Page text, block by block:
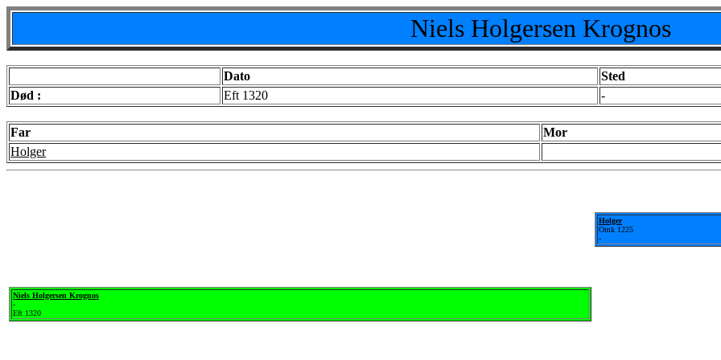
Niels Holgersen Krognos
Dato Sted
Død :
Eft 1320 -
Far
Mor
Holger
Niels Holgersen Krognos
-
Eft 1320
Holger
Omk 1225
-